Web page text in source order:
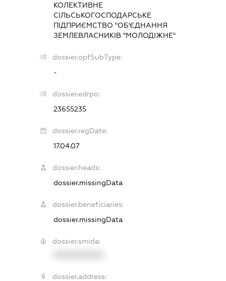
КОЛЕКТИВНЕ
СІЛЬСЬКОГОСПОДАРСЬКЕ
ПІДПРИЄМСТВО "ОБ'ЄДНАННЯ
ЗЕМЛЕВЛАСНИКІВ "МОЛОДІЖНЕ"
dossier.opfSubType:
-
dossier.edrpo:
23655235
dossier.regDate:
17.04.07
dossier.heads:
dossier.missingData
dossier.beneficiaries:
dossier.missingData
dossier.smida:
dossier.address: